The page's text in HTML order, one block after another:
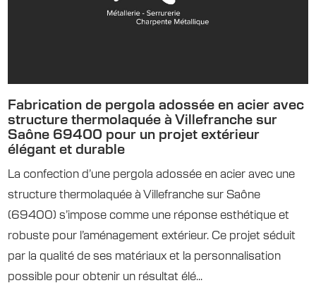
Fabrication de pergola adossée en acier avec
structure thermolaquée à Villefranche sur
Saône 69400 pour un projet extérieur
élégant et durable
La confection d’une pergola adossée en acier avec une
structure thermolaquée à Villefranche sur Saône
(69400) s’impose comme une réponse esthétique et
robuste pour l’aménagement extérieur. Ce projet séduit
par la qualité de ses matériaux et la personnalisation
possible pour obtenir un résultat élé...